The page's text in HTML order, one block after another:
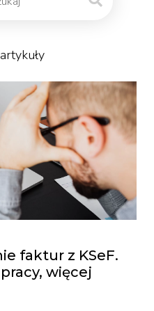
faktur z KSeF.
więcej